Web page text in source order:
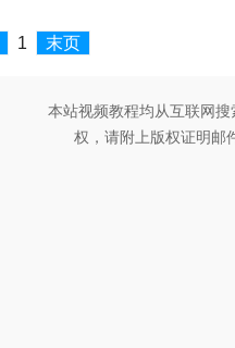
1 末页
本站视频教程均从互联网
权，请附上版权证明邮